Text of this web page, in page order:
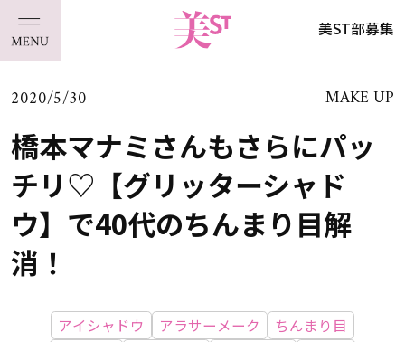
美ST部募集
2020/5/30 MAKE UP
橋本マナミさんもさらにパッ
チリ♡【グリッターシャド
ウ】で40代のちんまり目解
消！
アイシャドウ アラサーメーク
ちんまり目